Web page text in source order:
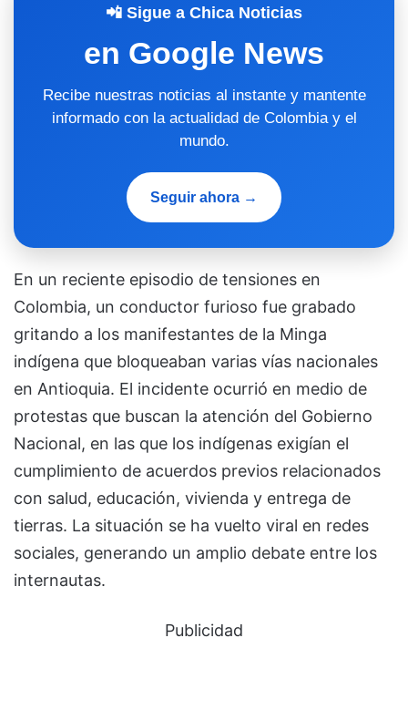
📲 Sigue a Chica Noticias
en Google News
Recibe nuestras noticias al instante y mantente
informado con la actualidad de Colombia y el
mundo.
Seguir ahora →
En un reciente episodio de tensiones en
Colombia, un conductor furioso fue grabado
gritando a los manifestantes de la Minga
indígena que bloqueaban varias vías nacionales
en Antioquia. El incidente ocurrió en medio de
protestas que buscan la atención del Gobierno
Nacional, en las que los indígenas exigían el
cumplimiento de acuerdos previos relacionados
con salud, educación, vivienda y entrega de
tierras. La situación se ha vuelto viral en redes
sociales, generando un amplio debate entre los
internautas.
Publicidad